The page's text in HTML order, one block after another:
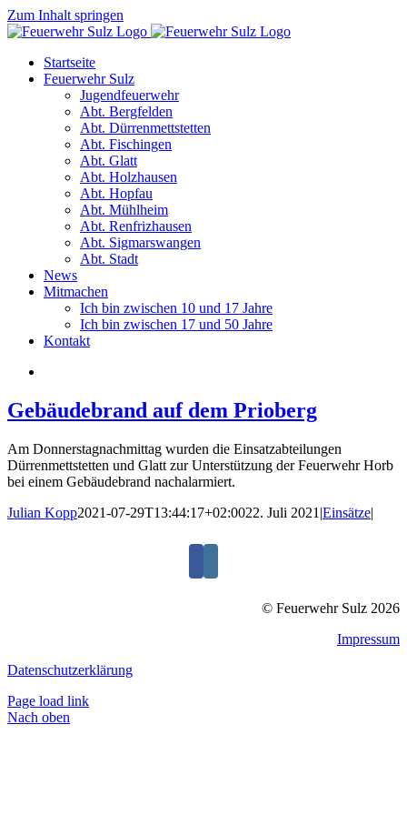
Zum Inhalt springen
Startseite
Feuerwehr Sulz
Jugendfeuerwehr
Abt. Bergfelden
Abt. Dürrenmettstetten
Abt. Fischingen
Abt. Glatt
Abt. Holzhausen
Abt. Hopfau
Abt. Mühlheim
Abt. Renfrizhausen
Abt. Sigmarswangen
Abt. Stadt
News
Mitmachen
Ich bin zwischen 10 und 17 Jahre
Ich bin zwischen 17 und 50 Jahre
Kontakt
Gebäudebrand auf dem Prioberg
Am Donnerstagnachmittag wurden die Einsatzabteilungen
Dürrenmettstetten und Glatt zur Unterstützung der Feuerwehr Horb
bei einem Gebäudebrand nachalarmiert.
Julian Kopp2021-07-29T13:44:17+02:0022. Juli 2021 |Einsätze|
© Feuerwehr Sulz 2026
Impressum
Datenschutzerklärung
Page load link
Nach oben